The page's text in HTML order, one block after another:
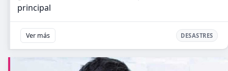
principal
Ver más DESASTRES